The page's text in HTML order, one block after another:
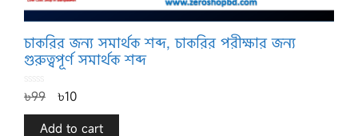
চাকরির জন্য সমার্থক শব্দ, চাকরির পরীক্ষার জন্য
গুরুত্বপূর্ণ সমার্থক শব্দ
o
u
o
৳99 ৳10
Add to cart